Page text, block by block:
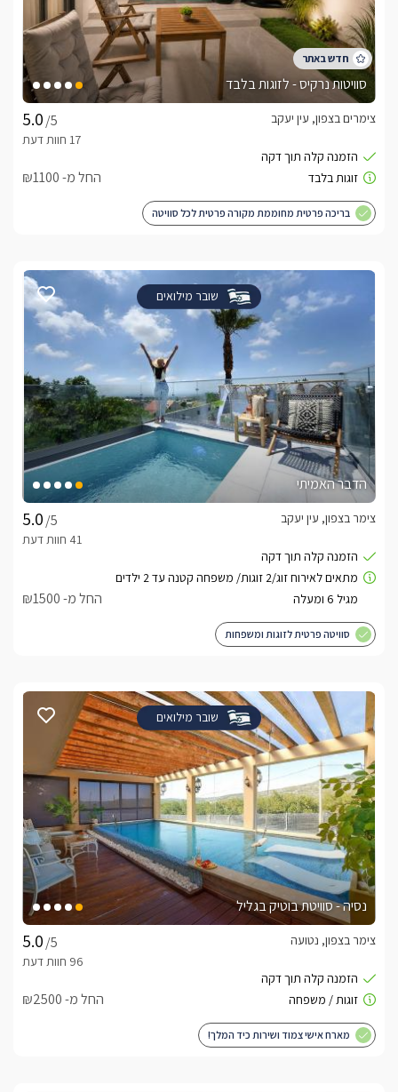
סוויטות נרקיס - לזוגות בלבד
/5
צימרים בצפון, עין יעקב
החל מ- ₪1100
בריכה פרטית מחוממת מקורה פרטית לכל סוויטה
שובר מילואים
הדבר האמיתי
/5
צימר בצפון, עין יעקב
החל מ- ₪1500
סוויטה פרטית לזוגות ומשפחות
שובר מילואים
נסיה - סוויטת בוטיק בגליל
/5
צימר בצפון, נטועה
החל מ- ₪2500
מארח אישי צמוד ושירות כיד המלך!